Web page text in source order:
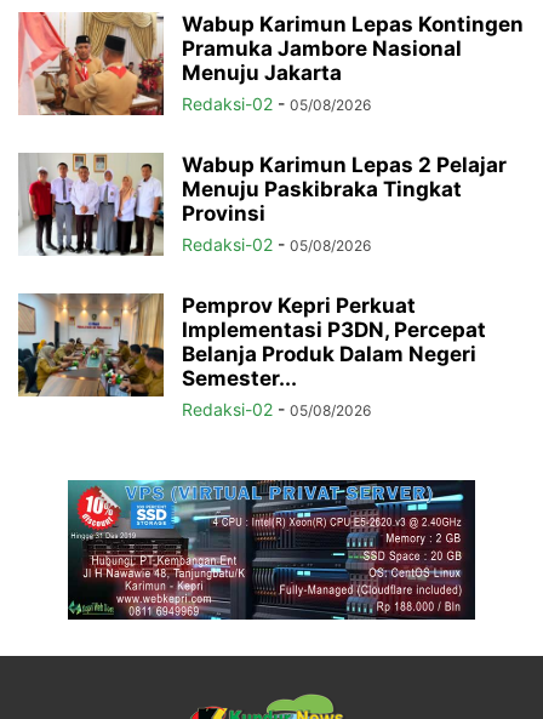
Wabup Karimun Lepas Kontingen
Pramuka Jambore Nasional
Menuju Jakarta
Redaksi-02 - 05/08/2026
Wabup Karimun Lepas 2 Pelajar
Menuju Paskibraka Tingkat
Provinsi
Redaksi-02 - 05/08/2026
Pemprov Kepri Perkuat
Implementasi P3DN, Percepat
Belanja Produk Dalam Negeri
Semester...
Redaksi-02 - 05/08/2026